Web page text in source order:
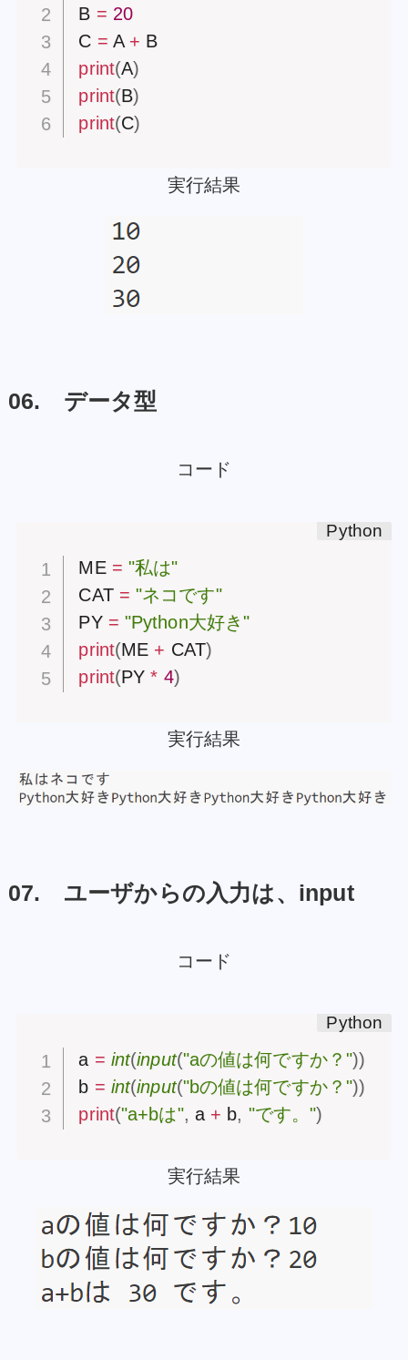
B = 20
C = A +
print(A)
print(B)
print(C)
実行結果
06. データ型
コード
ME = "私は"
CAT = "ネコです"
PY = "Python大好き"
print(ME + CAT)
print(PY * 4)
実行結果
07. ユーザからの入力は、input
コード
a = int(input("aの値は何ですか？"))
b = int(input("bの値は何ですか？"))
print("a+bは", a + b, "です。")
実行結果